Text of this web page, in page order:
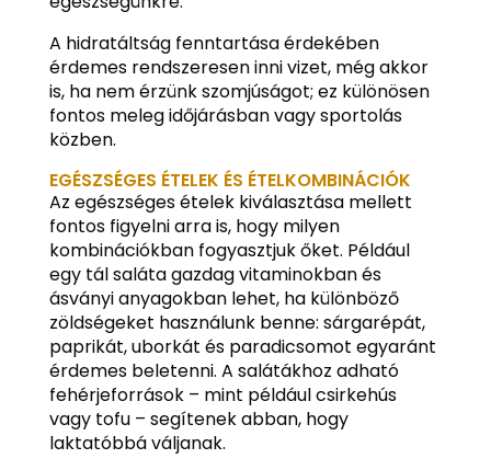
A hidratáltság fenntartása érdekében
érdemes rendszeresen inni vizet, még akkor
is, ha nem érzünk szomjúságot; ez különösen
fontos meleg időjárásban vagy sportolás
közben.
EGÉSZSÉGES ÉTELEK ÉS ÉTELKOMBINÁCIÓK
Az egészséges ételek kiválasztása mellett
fontos figyelni arra is, hogy milyen
kombinációkban fogyasztjuk őket. Például
egy tál saláta gazdag vitaminokban és
ásványi anyagokban lehet, ha különböző
zöldségeket használunk benne: sárgarépát,
paprikát, uborkát és paradicsomot egyaránt
érdemes beletenni. A salátákhoz adható
fehérjeforrások – mint például csirkehús
vagy tofu – segítenek abban, hogy
laktatóbbá váljanak.